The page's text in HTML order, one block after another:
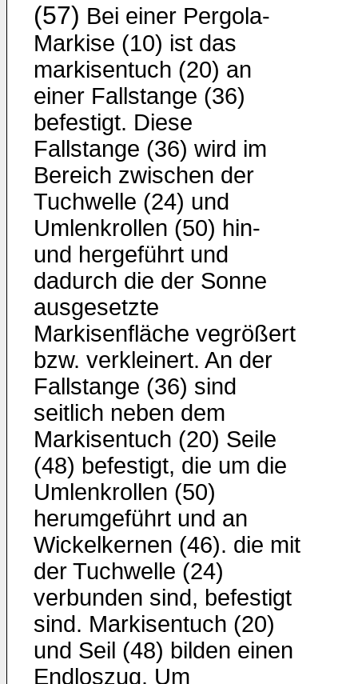
(57) Bei einer Pergola-
Markise (10) ist das
markisentuch (20) an
einer Fallstange (36)
befestigt. Diese
Fallstange (36) wird im
Bereich zwischen der
Tuchwelle (24) und
Umlenkrollen (50) hin-
und hergeführt und
dadurch die der Sonne
ausgesetzte
Markisenfläche vegrößert
bzw. verkleinert. An der
Fallstange (36) sind
seitlich neben dem
Markisentuch (20) Seile
(48) befestigt, die um die
Umlenkrollen (50)
herumgeführt und an
Wickelkernen (46). die mit
der Tuchwelle (24)
verbunden sind, befestigt
sind. Markisentuch (20)
und Seil (48) bilden einen
Endloszug. Um